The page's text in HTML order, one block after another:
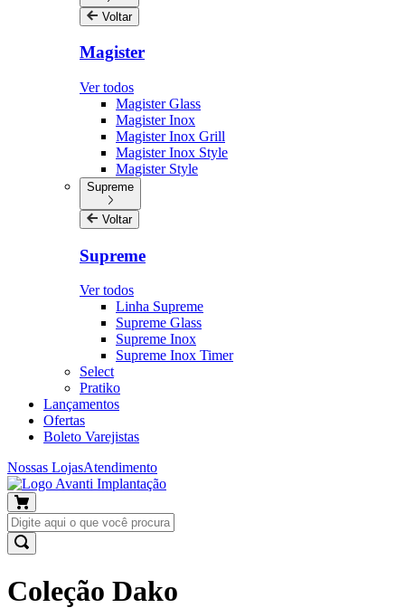
Voltar
Magister
Ver todos
Magister Glass
Magister Inox
Magister Inox Grill
Magister Inox Style
Magister Style
Supreme
Voltar
Supreme
Ver todos
Linha Supreme
Supreme Glass
Supreme Inox
Supreme Inox Timer
Select
Pratiko
Lançamentos
Ofertas
Boleto Varejistas
Nossas LojasAtendimento
Coleção Dako